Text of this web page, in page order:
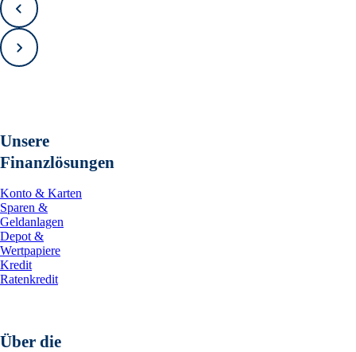
Zurück
Vorwärts
Unsere
Finanzlösungen
Konto & Karten
Sparen &
Geldanlagen
Depot &
Wertpapiere
Kredit
Ratenkredit
Über die